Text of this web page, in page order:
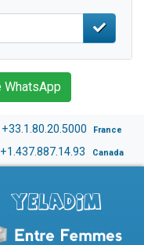
WhatsApp
+33.1.80.20.5000 France
+1.437.887.14.93 Canada